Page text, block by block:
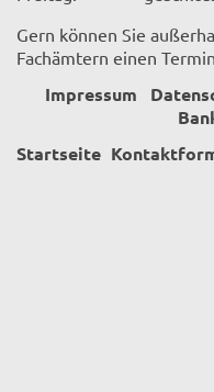
Gern können Sie
Fachämtern einen
Impressum
Startseite